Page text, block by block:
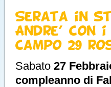
Serata in
Andre’ con
Campo 29
Sabato 27
compleanno di